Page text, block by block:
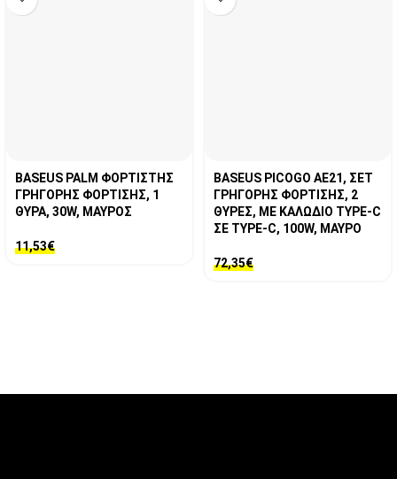
BASEUS PALM ΦΟΡΤΙΣΤΗΣ
ΓΡΗΓΟΡΗΣ ΦΟΡΤΙΣΗΣ, 1
ΘΥΡΑ, 30W, ΜΑΥΡΟΣ
11,53€
BASEUS PICOGO AE21, ΣΕΤ
ΓΡΗΓΟΡΗΣ ΦΟΡΤΙΣΗΣ, 2
ΘΥΡΕΣ, ΜΕ ΚΑΛΩΔΙΟ TYPE-C
ΣΕ TYPE-C, 100W, ΜΑΥΡΟ
72,35€